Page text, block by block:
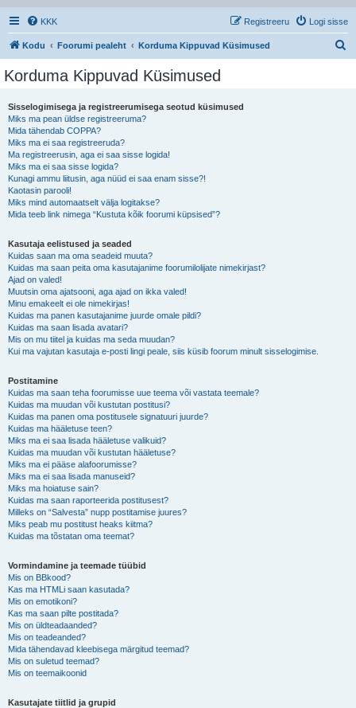
KKK Logi sisse
Registreeru
Kodu Foorumi pealeht Korduma Kippuvad Küsimused
Korduma Kippuvad Küsimused
Sisselogimisega ja registreerumisega seotud küsimused
Miks ma pean üldse registreeruma?
Mida tähendab COPPA?
Miks ma ei saa registreeruda?
Ma registreerusin, aga ei saa sisse logida!
Miks ma ei saa sisse logida?
Kunagi ammu liitusin, aga nüüd ei saa enam sisse?!
Kaotasin parooli!
Miks mind automaatselt välja logitakse?
Mida teeb link nimega “Kustuta kõik foorumi küpsised”?
Kasutaja eelistused ja seaded
Kuidas saan ma oma seadeid muuta?
Kuidas ma saan peita oma kasutajanime foorumilolijate nimekirjast?
Ajad on valed!
Muutsin oma ajatsooni, aga ajad on ikka valed!
Minu emakeelt ei ole nimekirjas!
Kuidas ma panen kasutajanime juurde omale pildi?
Kuidas ma saan lisada avatari?
Mis on mu tiitel ja kuidas ma seda muudan?
Kui ma vajutan kasutaja e-posti lingi peale, siis küsib foorum minult sisselogimise.
Postitamine
Kuidas ma saan teha foorumisse uue teema või vastata teemale?
Kuidas ma muudan või kustutan postitusi?
Kuidas ma panen oma postitusele signatuuri juurde?
Kuidas ma hääletuse teen?
Miks ma ei saa lisada hääletuse valikuid?
Kuidas ma muudan või kustutan hääletuse?
Miks ma ei pääse alafoorumisse?
Miks ma ei saa lisada manuseid?
Miks ma hoiatuse sain?
Kuidas ma saan raporteerida postitusest?
Milleks on “Salvesta” nupp postitamise juures?
Miks peab mu postitust heaks kiitma?
Kuidas ma tõstatan oma teemat?
Vormindamine ja teemade tüübid
Mis on BBkood?
Kas ma HTMLi saan kasutada?
Mis on emotikoni?
Kas ma saan pilte postitada?
Mis on üldteadaanded?
Mis on teadeanded?
Mida tähendavad kleebisega märgitud teemad?
Mis on suletud teemad?
Mis on teemaikoonid
Kasutajate tiitlid ja grupid